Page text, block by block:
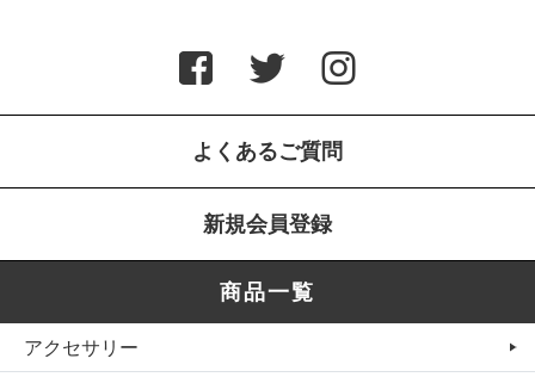
よくあるご質問
新規会員登録
商品一覧
アクセサリー